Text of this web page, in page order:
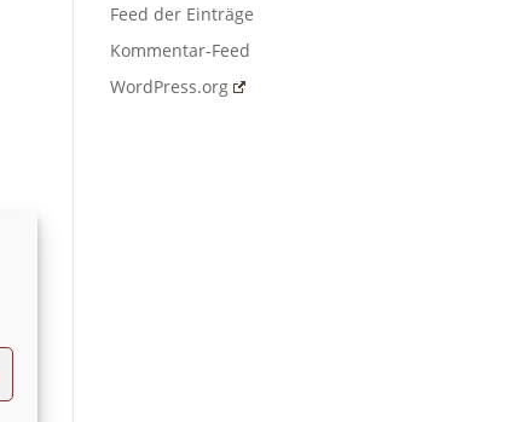
Feed der Einträge
Kommentar-Feed
WordPress.org